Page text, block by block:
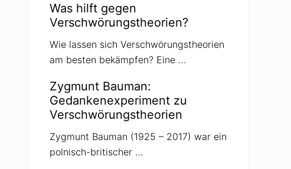
Was hilft gegen
Verschwörungstheorien?
Wie lassen sich Verschwörungstheorien
am besten bekämpfen? Eine …
Zygmunt Bauman:
Gedankenexperiment zu
Verschwörungstheorien
Zygmunt Bauman (1925 – 2017) war ein
polnisch-britischer …